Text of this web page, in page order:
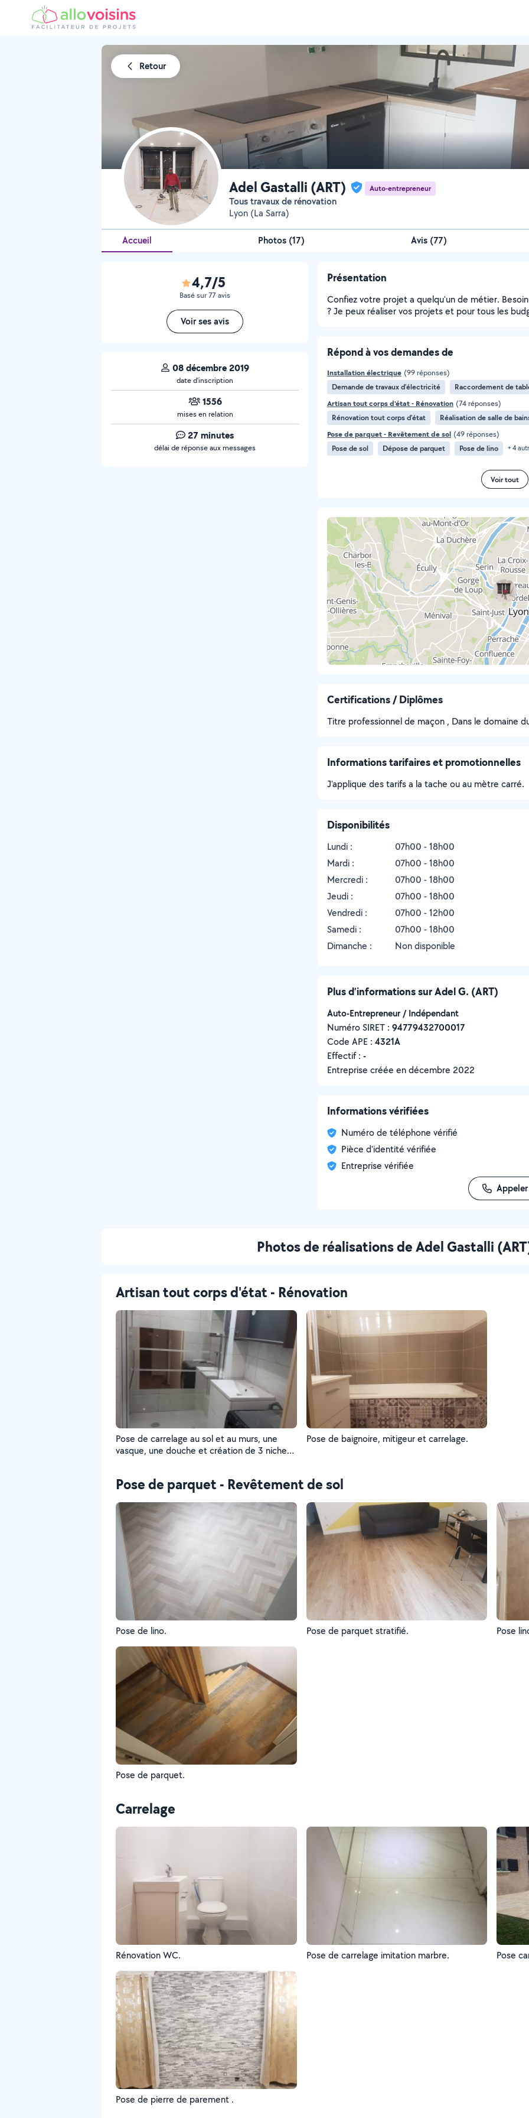
Retour
Adel Gastalli (ART) Auto-entrepreneur
Tous travaux de rénovation
Lyon (La Sarra)
Accueil Photos (17) Avis (77)
4,7/5
Basé sur 77 avis
Voir ses avis
08 décembre 2019
date d’inscription
1556
mises en relation
27 minutes
délai de réponse aux messages
Présentation
Confiez votre projet a quelqu'un de métier.
? Je peux réaliser vos projets et pour tous les
Répond à vos demandes de
Installation électrique (99 réponses)
Demande de travaux d’électricité
Raccordement de
Artisan tout corps d'état - Rénovation (74 réponses)
Rénovation tout corps d’état
Réalisation de salle de
Pose de parquet - Revêtement de sol (49 réponses)
Pose de sol
Dépose de parquet Pose de lino + 4
Voir tout
Certifications / Diplômes
Titre professionnel de maçon , Dans le domaine
Informations tarifaires et promotionnelles
J'applique des tarifs a la tache ou au mètre carré.
Disponibilités
Lundi :
07h00 - 18h00
Mardi :
07h00 - 18h00
Mercredi :
07h00 - 18h00
Jeudi :
07h00 - 18h00
Vendredi :
07h00 - 12h00
Samedi :
07h00 - 18h00
Dimanche :
Non disponible
Plus d’informations sur Adel G. (ART)
Auto-Entrepreneur / Indépendant
Numéro SIRET : ‍94779432700017
Code APE : 4321A
Effectif : -
Entreprise créée endécembre 2022
Informations vérifiées
Numéro de téléphone vérifié
Pièce d'identité vérifiée
Entreprise vérifiée
Appeler
Photos de réalisations de Adel Gastalli
Artisan tout corps d'état - Rénovation
Pose de carrelage au sol et au murs, une
vasque, une douche et création de 3 niches
Pose de baignoire, mitigeur et carrelage.
Pose de parquet - Revêtement de sol
Pose de lino. Pose de parquet stratifié. Pose
Pose de parquet.
Carrelage
Rénovation WC. Pose de carrelage imitation marbre. Pose
Pose de pierre de parement .